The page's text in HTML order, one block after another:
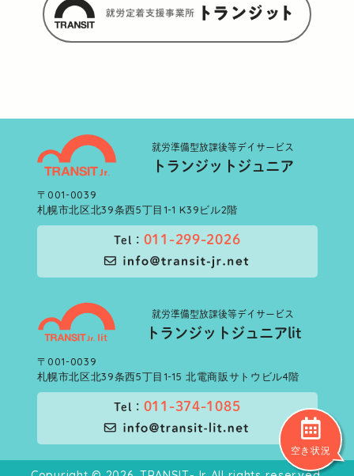
就労準備型放課後等デイサービス
トランジットジュニア
〒001-0039
札幌市北区北39条西5丁目1-1 K39ビル2階
Tel： 011-299-2026
就労準備型放課後等デイサービス
トランジットジュニアlit
〒001-0039
札幌市北区北39条西5丁目1-15 北電商販サトウビル4階
Tel： 011-374-1085
空き状況